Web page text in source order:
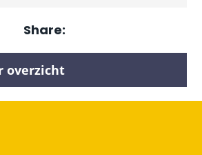
Share:
overzicht